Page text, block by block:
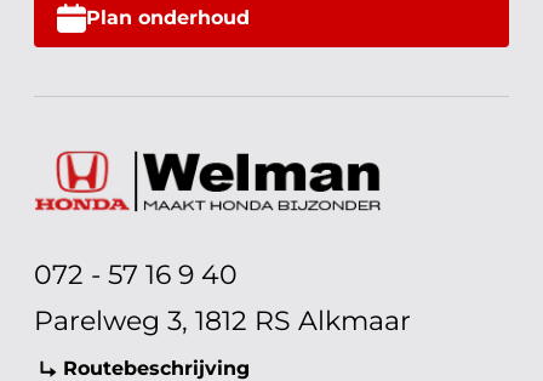
Plan onderhoud
072 - 57 16 9 40
Parelweg 3, 1812 RS Alkmaar
Routebeschrijving